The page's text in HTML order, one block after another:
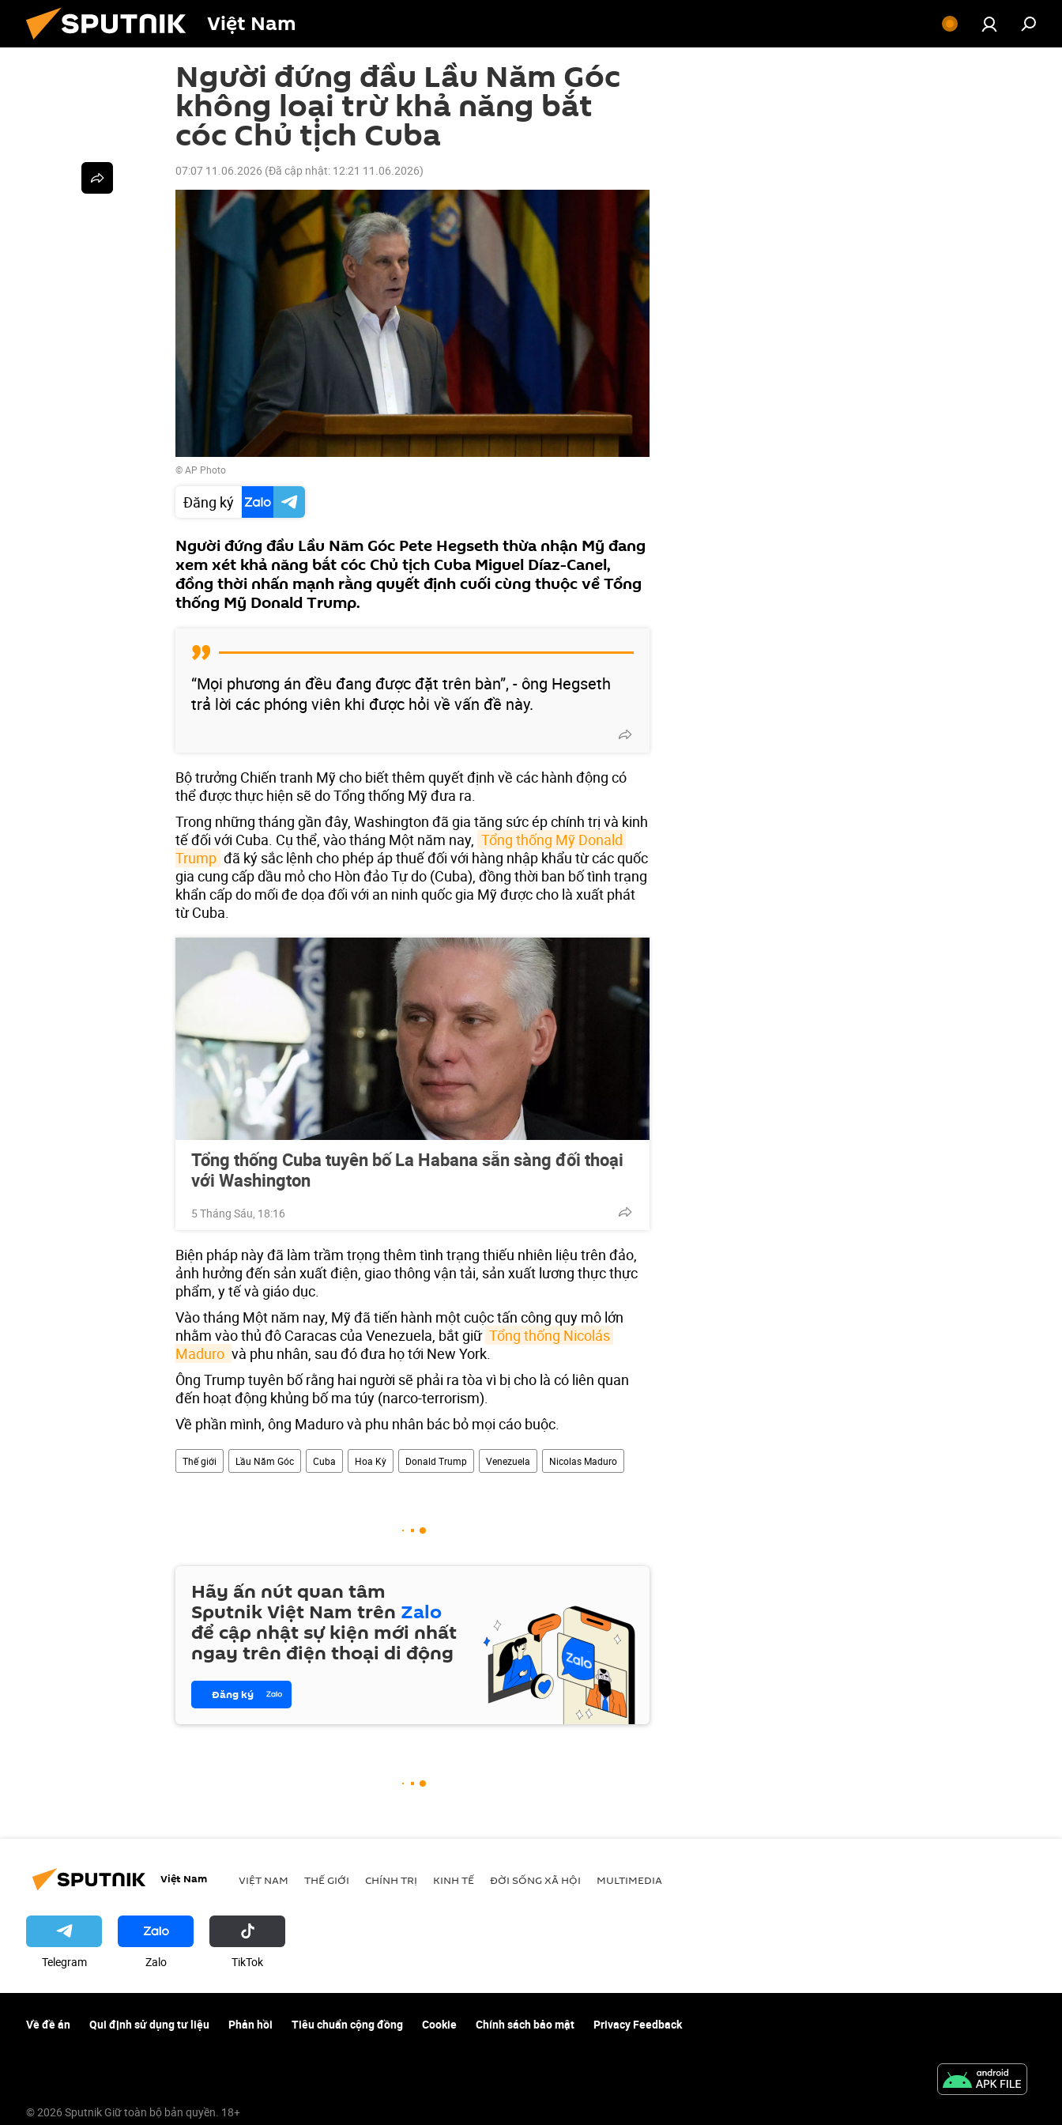
Việt Nam
Người đứng đầu Lầu Năm Góc
không loại trừ khả năng bắt
cóc Chủ tịch Cuba
07:07 11.06.2026 (Đã cập nhật: 12:21 11.06.2026)
© AP Photo
Đăng ký
Người đứng đầu Lầu Năm Góc Pete Hegseth thừa nhận Mỹ đang
xem xét khả năng bắt cóc Chủ tịch Cuba Miguel Díaz-Canel,
đồng thời nhấn mạnh rằng quyết định cuối cùng thuộc về Tổng
thống Mỹ Donald Trump.
“Mọi phương án đều đang được đặt trên bàn”, - ông Hegseth
trả lời các phóng viên khi được hỏi về vấn đề này.
Bộ trưởng Chiến tranh Mỹ cho biết thêm quyết định về các hành động có
thể được thực hiện sẽ do Tổng thống Mỹ đưa ra.
Trong những tháng gần đây, Washington đã gia tăng sức ép chính trị và kinh
tế đối với Cuba. Cụ thể, vào tháng Một năm nay, Tổng thống Mỹ Donald
Trump đã ký sắc lệnh cho phép áp thuế đối với hàng nhập khẩu từ các quốc
gia cung cấp dầu mỏ cho Hòn đảo Tự do (Cuba), đồng thời ban bố tình trạng
khẩn cấp do mối đe dọa đối với an ninh quốc gia Mỹ được cho là xuất phát
từ Cuba.
Tổng thống Cuba tuyên bố La Habana sẵn sàng đối thoại
với Washington
5 Tháng Sáu, 18:16
Biện pháp này đã làm trầm trọng thêm tình trạng thiếu nhiên liệu trên đảo,
ảnh hưởng đến sản xuất điện, giao thông vận tải, sản xuất lương thực thực
phẩm, y tế và giáo dục.
Vào tháng Một năm nay, Mỹ đã tiến hành một cuộc tấn công quy mô lớn
nhằm vào thủ đô Caracas của Venezuela, bắt giữ Tổng thống Nicolás
Maduro và phu nhân, sau đó đưa họ tới New York.
Ông Trump tuyên bố rằng hai người sẽ phải ra tòa vì bị cho là có liên quan
đến hoạt động khủng bố ma túy (narco-terrorism).
Về phần mình, ông Maduro và phu nhân bác bỏ mọi cáo buộc.
Thế giới Lầu Năm Góc Cuba Hoa Kỳ Donald Trump Venezuela Nicolas Maduro
Hãy ấn nút quan tâm
Sputnik Việt Nam trên Zalo
để cập nhật sự kiện mới nhất
ngay trên điện thoại di động
Đăng ký
Việt Nam VIỆT NAM THẾ GIỚI CHÍNH TRỊ KINH TẾ ĐỜI SỐNG XÃ HỘI MULTIMEDIA
Telegram Zalo ТikТоk
Về đề án Qui định sử dụng tư liệu Phản hồi Tiêu chuẩn cộng đồng Cookie Chính sách bảo mật Privacy Feedback
© 2026 Sputnik Giữ toàn bộ bản quyền. 18+